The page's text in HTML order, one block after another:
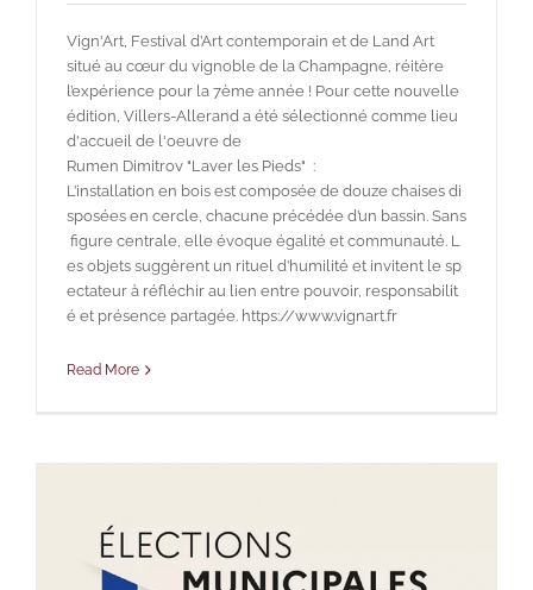
Vign'Art, Festival d’Art contemporain et de Land Art
situé au cœur du vignoble de la Champagne, réitère
l’expérience pour la 7ème année ! Pour cette nouvelle
édition, Villers-Allerand a été sélectionné comme lieu
d'accueil de l'oeuvre de
Rumen Dimitrov "Laver les Pieds" :
L’installation en bois est composée de douze chaises di
sposées en cercle, chacune précédée d’un bassin. Sans
figure centrale, elle évoque égalité et communauté. L
es objets suggèrent un rituel d’humilité et invitent le sp
ectateur à réfléchir au lien entre pouvoir, responsabilit
é et présence partagée. https://www.vignart.fr
Read More